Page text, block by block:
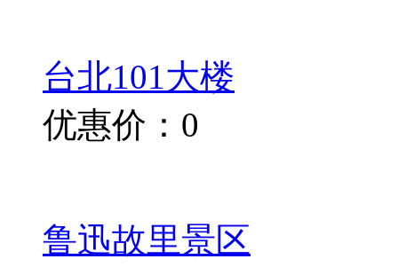
台北101大楼
优惠价：0
鲁迅故里景区